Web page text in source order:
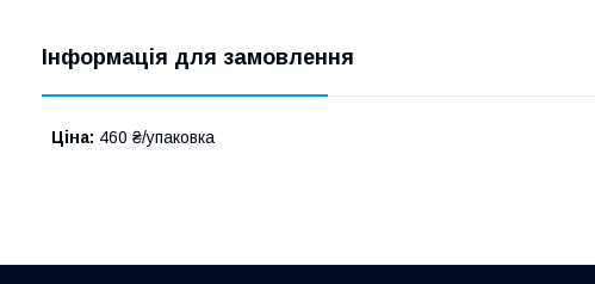
Інформація для замовлення
Ціна: 460 ₴/упаковка